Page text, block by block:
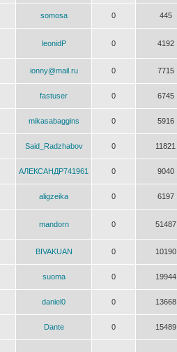
somosa 0 445
leonidP 0 4192
ionny@mail.ru 0 7715
fastuser 0 6745
mikasabaggins 0 5916
Said_Radzhabov 0 11821
АЛЕКСАНДР741961 0 9040
aligzeika 0 6197
mandorn 0 51487
BIVAKUAN 0 10190
suoma 0 19944
daniel0 0 13668
Dante 0 15489